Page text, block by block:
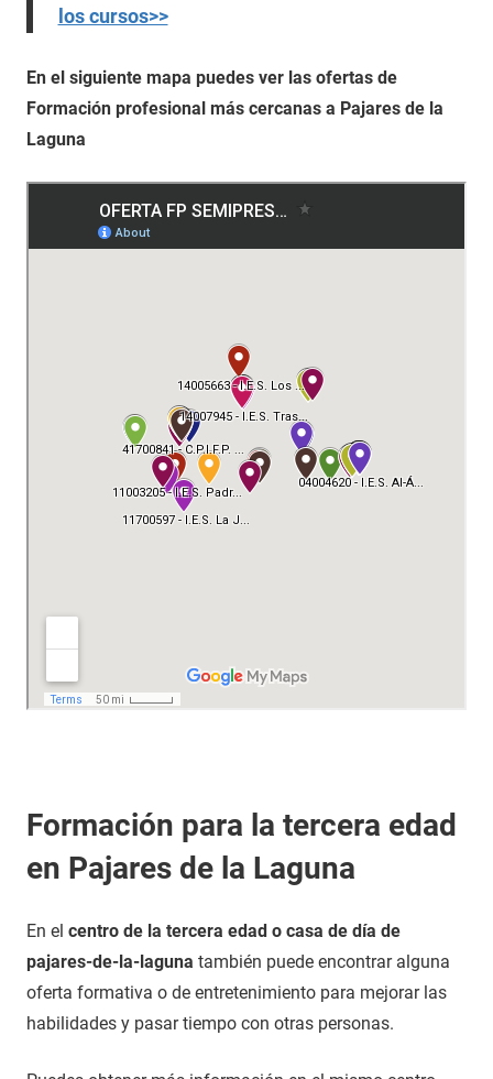
los cursos>>
En el siguiente mapa puedes ver las ofertas de
Formación profesional más cercanas a Pajares de la
Laguna
Formación para la tercera edad
en Pajares de la Laguna
En el centro de la tercera edad o casa de día de
pajares-de-la-laguna también puede encontrar alguna
oferta formativa o de entretenimiento para mejorar las
habilidades y pasar tiempo con otras personas.